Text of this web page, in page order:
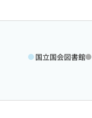
国立国会図書館